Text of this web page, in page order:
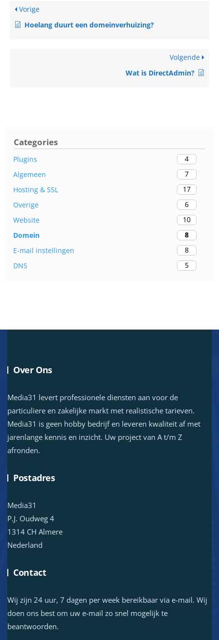
Vorige
Hoelang duurt een domeinverhuizing?
Volgende
Wat is DirectAdmin?
Categories
Plugins
4
Algemeen
7
Hosting & SSL
17
Overige
6
Website
10
Domein
8
E-mail instellingen
8
DNS
5
Over Ons
Media31 levert professionele diensten aan voor de
particuliere en zakelijke markt met realistische tarieven.
Media31 is geen hobby bedrijf en leveren kwaliteit af met
jarenlange kennis en inzicht. Uw project van A t/m Z
afronden.
Postadres
Media31
P.J. Oudweg 4
1314 CH Almere
Nederland
Contact
Wij zijn 24 uur, 7 dagen per week bereikbaar via e-mail. Wij
doen ons best om uw e-mail zo snel mogelijk te
beantwoorden.